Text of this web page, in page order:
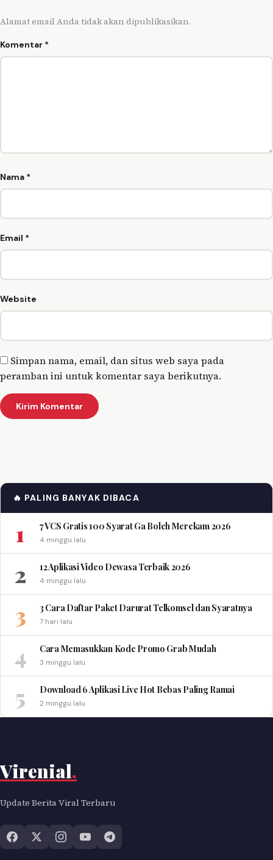
Alamat email Anda tidak akan dipublikasikan.
Komentar *
Nama *
Email *
Website
Simpan nama, email, dan situs web saya pada
peramban ini untuk komentar saya berikutnya.
🔥 PALING BANYAK DIBACA
1 7 VCS Gratis 100 Syarat Ga Boleh Merekam 2026
4 minggu lalu
2 12 Aplikasi Video Dewasa Terbaik 2026
4 minggu lalu
3 3 Cara Daftar Paket Darurat Telkomsel dan Syaratnya
7 hari lalu
4 Cara Memasukkan Kode Promo Grab Mudah
3 minggu lalu
5 Download 6 Aplikasi Live Hot Bebas Paling Ramai
2 minggu lalu
Virenial.
Update Berita Viral Terbaru